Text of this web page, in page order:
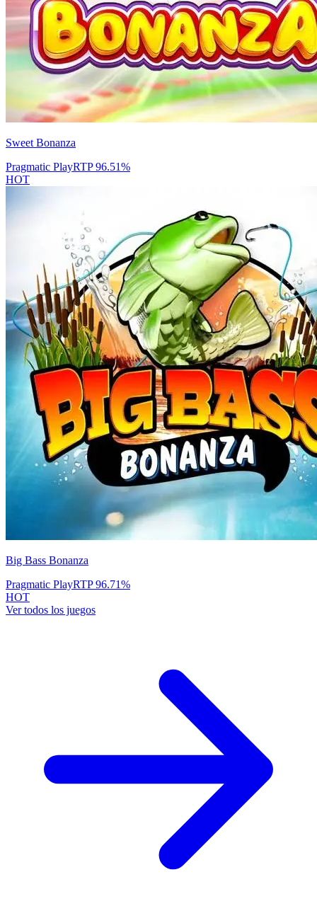
Sweet Bonanza
Pragmatic PlayRTP96.51%
HOT
Big Bass Bonanza
Pragmatic PlayRTP96.71%
HOT
Ver todos los juegos